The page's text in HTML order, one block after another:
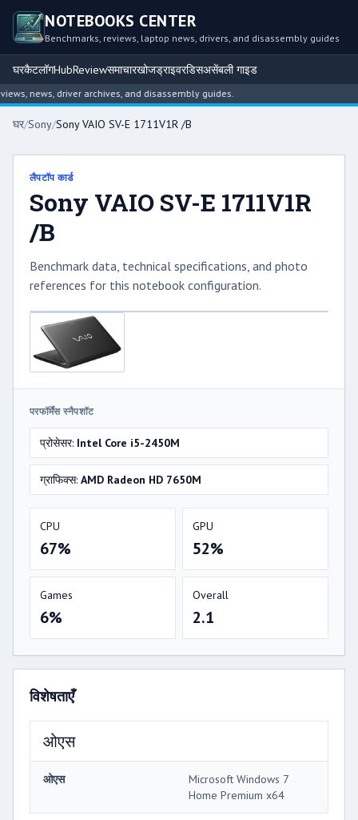
NOTEBOOKS CENTER
Benchmarks, reviews, laptop news, drivers, and disassembly guides
घरकैटलॉगHubReviewसमाचारखोजड्राइवरडिसअसेंबली गाइड
news, driver archives, and disassembly guides.
घर/Sony/Sony VAIO SV-E 1711V1R /B
लैपटॉप कार्ड
Sony VAIO SV-E 1711V1R
/B
Benchmark data, technical specifications, and photo
references for this notebook configuration.
परफॉर्मेंस स्नैपशॉट
प्रोसेसर: Intel Core i5-2450M
ग्राफिक्स: AMD Radeon HD 7650M
CPU
67%
GPU
52%
Games
6%
Overall
2.1
विशेषताएँ
ओएस
ओएस
Microsoft Windows 7
Home Premium x64